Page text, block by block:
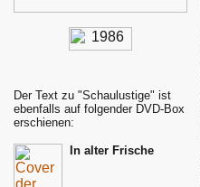
Der Text zu "Schaulustige" ist
ebenfalls auf folgender DVD-Box
erschienen:
In alter Frische